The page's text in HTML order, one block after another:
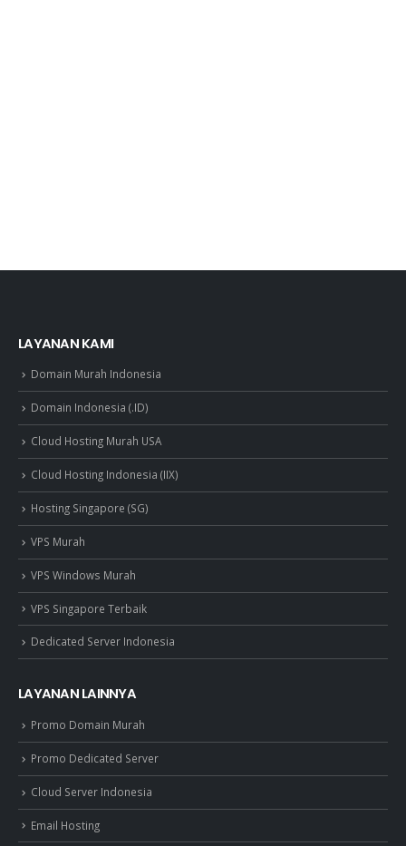
LAYANAN KAMI
Domain Murah Indonesia
Domain Indonesia (.ID)
Cloud Hosting Murah USA
Cloud Hosting Indonesia (IIX)
Hosting Singapore (SG)
VPS Murah
VPS Windows Murah
VPS Singapore Terbaik
Dedicated Server Indonesia
LAYANAN LAINNYA
Promo Domain Murah
Promo Dedicated Server
Cloud Server Indonesia
Email Hosting